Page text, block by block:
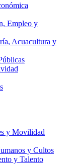
Empleo y
Acuacultura y
y Movilidad
y Cultos
y Talento